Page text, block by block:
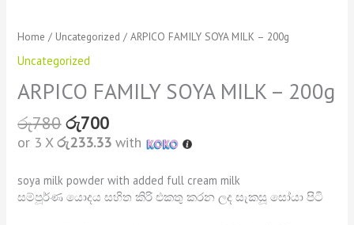
Home / Uncategorized / ARPICO FAMILY SOYA MILK – 200g
Uncategorized
ARPICO FAMILY SOYA MILK – 200g
රු780 රු700
or 3 Xරු233.33 with
soya milk powder with added full cream milk
සම්පූර්ණ යොදය සහිත කිරි එකතු කරන ලද සැකසූ සෝයා පිටි